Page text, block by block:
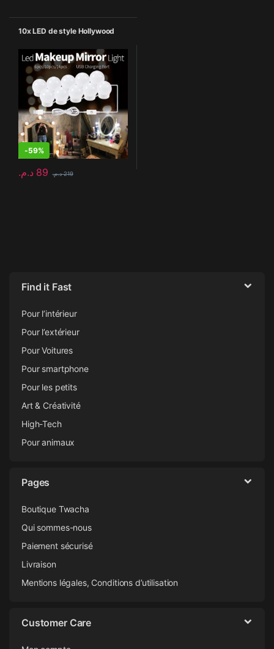
10x LED de style Hollywood
-59%
89 د.م. 219 د.م.
Find it Fast
Pour l’intérieur
Pour l’extérieur
Pour Voitures
Pour smartphone
Pour les petits
Art & Créativité
High-Tech
Pour animaux
Pages
Boutique Twacha
Qui sommes-nous
Paiement sécurisé
Livraison
Mentions légales, Conditions d’utilisation
Customer Care